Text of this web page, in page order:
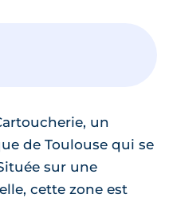
un
de Toulouse qui se
sur une
cette zone est